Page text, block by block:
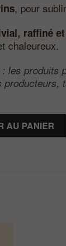
, pour
raffiné
chaleureux.
les produits
AU PANIER